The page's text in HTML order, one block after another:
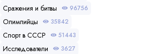
Сражения и битвы 96756
Олимпийцы 35842
Спорт в СССР 51443
Исследователи 3627